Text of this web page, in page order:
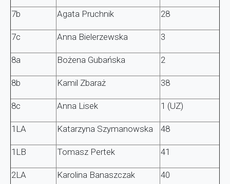
7b Agata Pruchnik 28
7c Anna Bielerzewska 3
8a Bożena Gubańska 2
8b Kamil Zbaraż 38
8c Anna Lisek 1 (UZ)
1LA Katarzyna Szymanowska 48
1LB Tomasz Pertek 41
2LA Karolina Banaszczak 40